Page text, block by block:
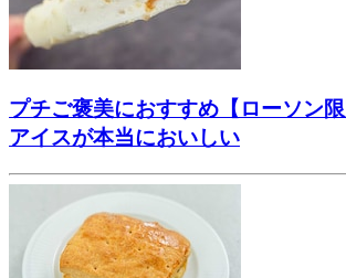
プチご褒美におすすめ【ローソン
アイスが本当においしい